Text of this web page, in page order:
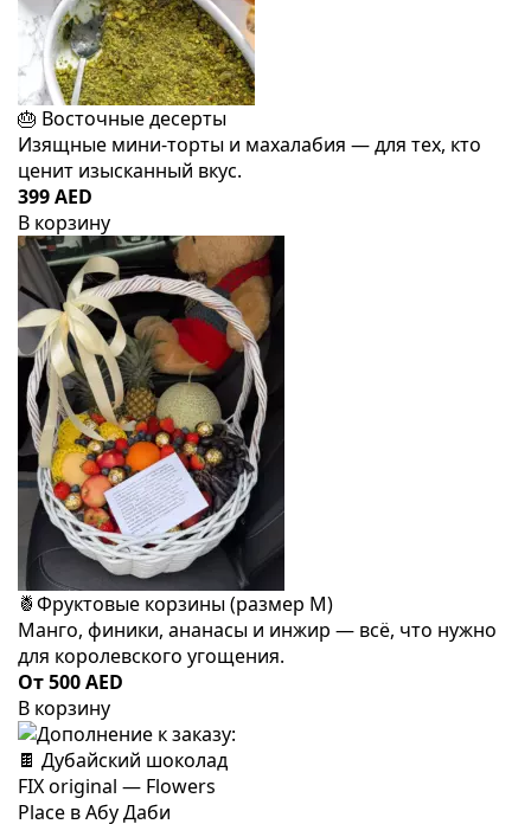
🎂 Восточные десерты
Изящные мини-торты и махалабия — для тех, кто
ценит изысканный вкус.
399 AED
В корзину
🍍Фруктовые корзины (размер M)
Манго, финики, ананасы и инжир — всё, что нужно
для королевского угощения.
От 500 AED
В корзину